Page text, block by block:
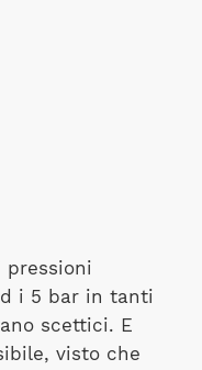
pressioni
i 5 bar in tanti
scettici. E
visto che